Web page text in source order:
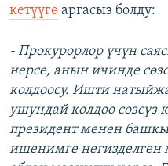
кетүүгө аргасыз болду:
- Прокурорлор үчүн
нерсе, анын ичинде
колдоосу. Ишти
ушундай колдоо
президент менен
ишенимге негизделген